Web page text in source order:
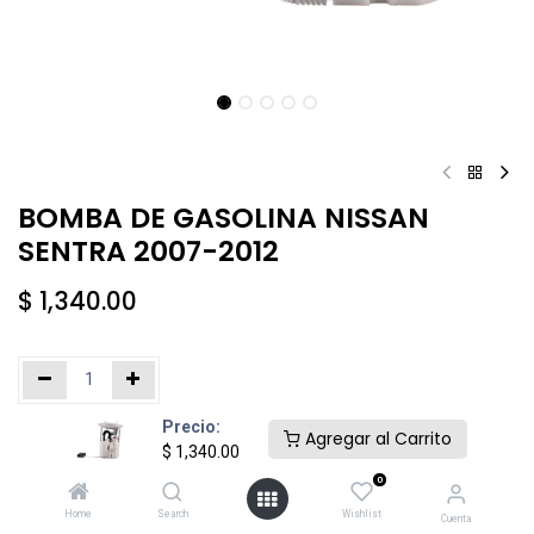
Precio:
$ 1,340.00
Agregar al Carrito
Home Search
0
Wishlist Cuenta
BOMBA DE GASOLINA NISSAN
SENTRA 2007-2012
$ 1,340.00
Añadir al carrito Comprar ahora
Agregar a la lista de deseos